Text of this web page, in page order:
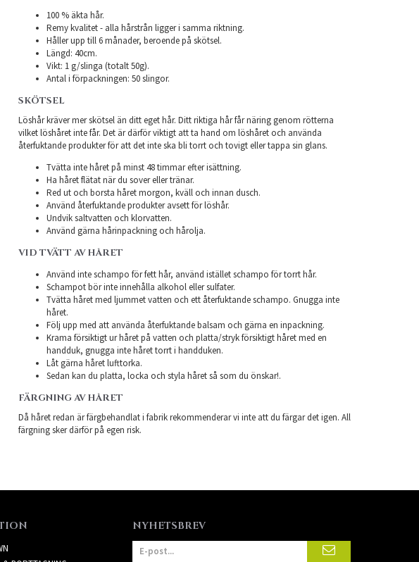
100 % äkta hår.
Remy kvalitet - alla hårstrån ligger i samma riktning.
Håller upp till 6 månader, beroende på skötsel.
Längd: 40cm.
Vikt: 1 g/slinga (totalt 50g).
Antal i förpackningen: 50 slingor.
SKÖTSEL
Löshår kräver mer skötsel än ditt eget hår. Ditt riktiga hår får näring genom rötterna
vilket löshåret inte får. Det är därför viktigt att ta hand om löshåret och använda
återfuktande produkter för att det inte ska bli torrt och tovigt eller tappa sin glans.
Tvätta inte håret på minst 48 timmar efter isättning.
Ha håret flätat när du sover eller tränar.
Red ut och borsta håret morgon, kväll och innan dusch.
Använd återfuktande produkter avsett för löshår.
Undvik saltvatten och klorvatten.
Använd gärna hårinpackning och hårolja.
VID TVÄTT AV HÅRET
Använd inte schampo för fett hår, använd istället schampo för torrt hår.
Schampot bör inte innehålla alkohol eller sulfater.
Tvätta håret med ljummet vatten och ett återfuktande schampo. Gnugga inte
håret.
Följ upp med att använda återfuktande balsam och gärna en inpackning.
Krama försiktigt ur håret på vatten och platta/stryk försiktigt håret med en
handduk, gnugga inte håret torrt i handduken.
Låt gärna håret lufttorka.
Sedan kan du platta, locka och styla håret så som du önskar!.
FÄRGNING AV HÅRET
Då håret redan är färgbehandlat i fabrik rekommenderar vi inte att du färgar det igen. All
färgning sker därför på egen risk.
NYHETSBREV